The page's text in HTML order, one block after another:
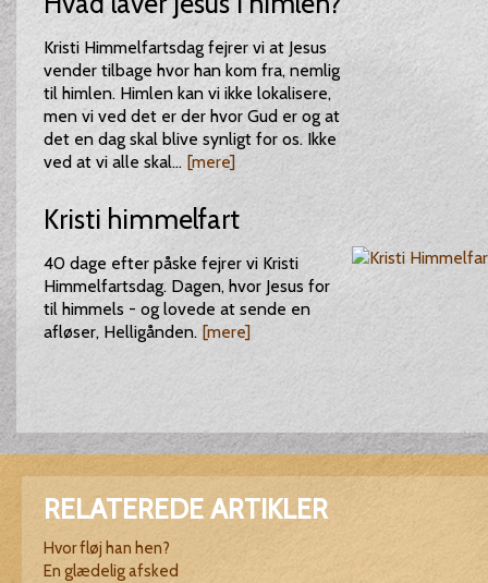
Kristi Himmelfartsdag fejrer vi at Jesus
vender tilbage hvor han kom fra, nemlig
til himlen. Himlen kan vi ikke lokalisere,
men vi ved det er der hvor Gud er og at
det en dag skal blive synligt for os. Ikke
ved at vi alle skal... [mere]
Kristi himmelfart
40 dage efter påske fejrer vi Kristi
Himmelfartsdag. Dagen, hvor Jesus for
til himmels - og lovede at sende en
afløser, Helligånden. [mere]
RELATEREDE ARTIKLER
Hvor fløj han hen?
En glædelig afsked